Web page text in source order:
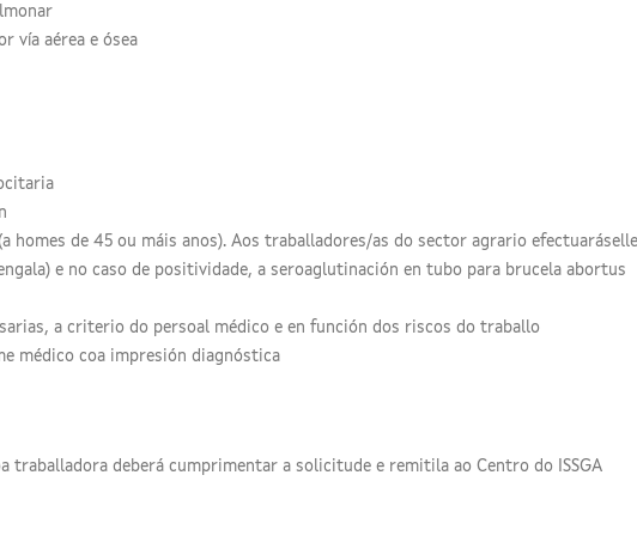
vía aérea e ósea
homes de 45 ou máis anos). Aos traballadores/as do sector agrario
e no caso de positividade, a seroaglutinación en tubo para brucela abortus
a criterio do persoal médico e en función dos riscos do traballo
médico coa impresión diagnóstica
traballadora deberá cumprimentar a solicitude e remitila ao Centro do ISSGA